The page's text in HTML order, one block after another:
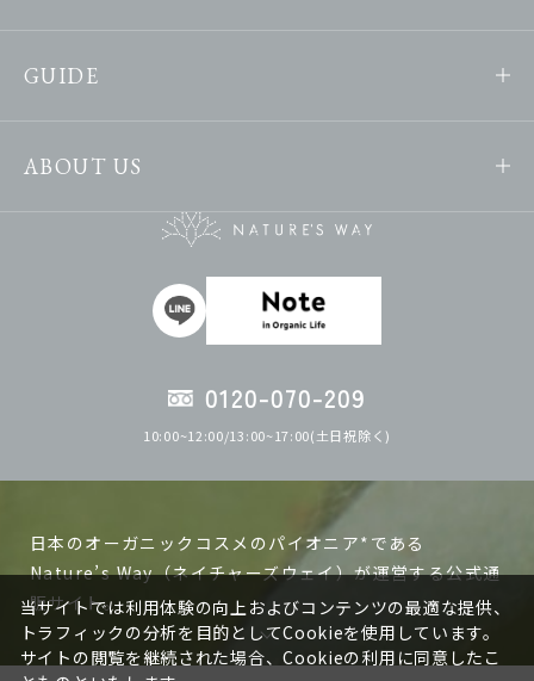
GUIDE
ABOUT US
0120-070-209
10:00~12:00/13:00~17:00(土日祝除く)
日本のオーガニックコスメのパイオニア*である
Nature’s Way（ネイチャーズウェイ）が運営する公式通
販サイト。
ネイチャーズウェイの製品は日本で作る、日本人の肌に
当サイトでは利用体験の向上およびコンテンツの最適な提供、
トラフィックの分析を目的としてCookieを使用しています。
サイトの閲覧を継続された場合、Cookieの利用に同意したこ